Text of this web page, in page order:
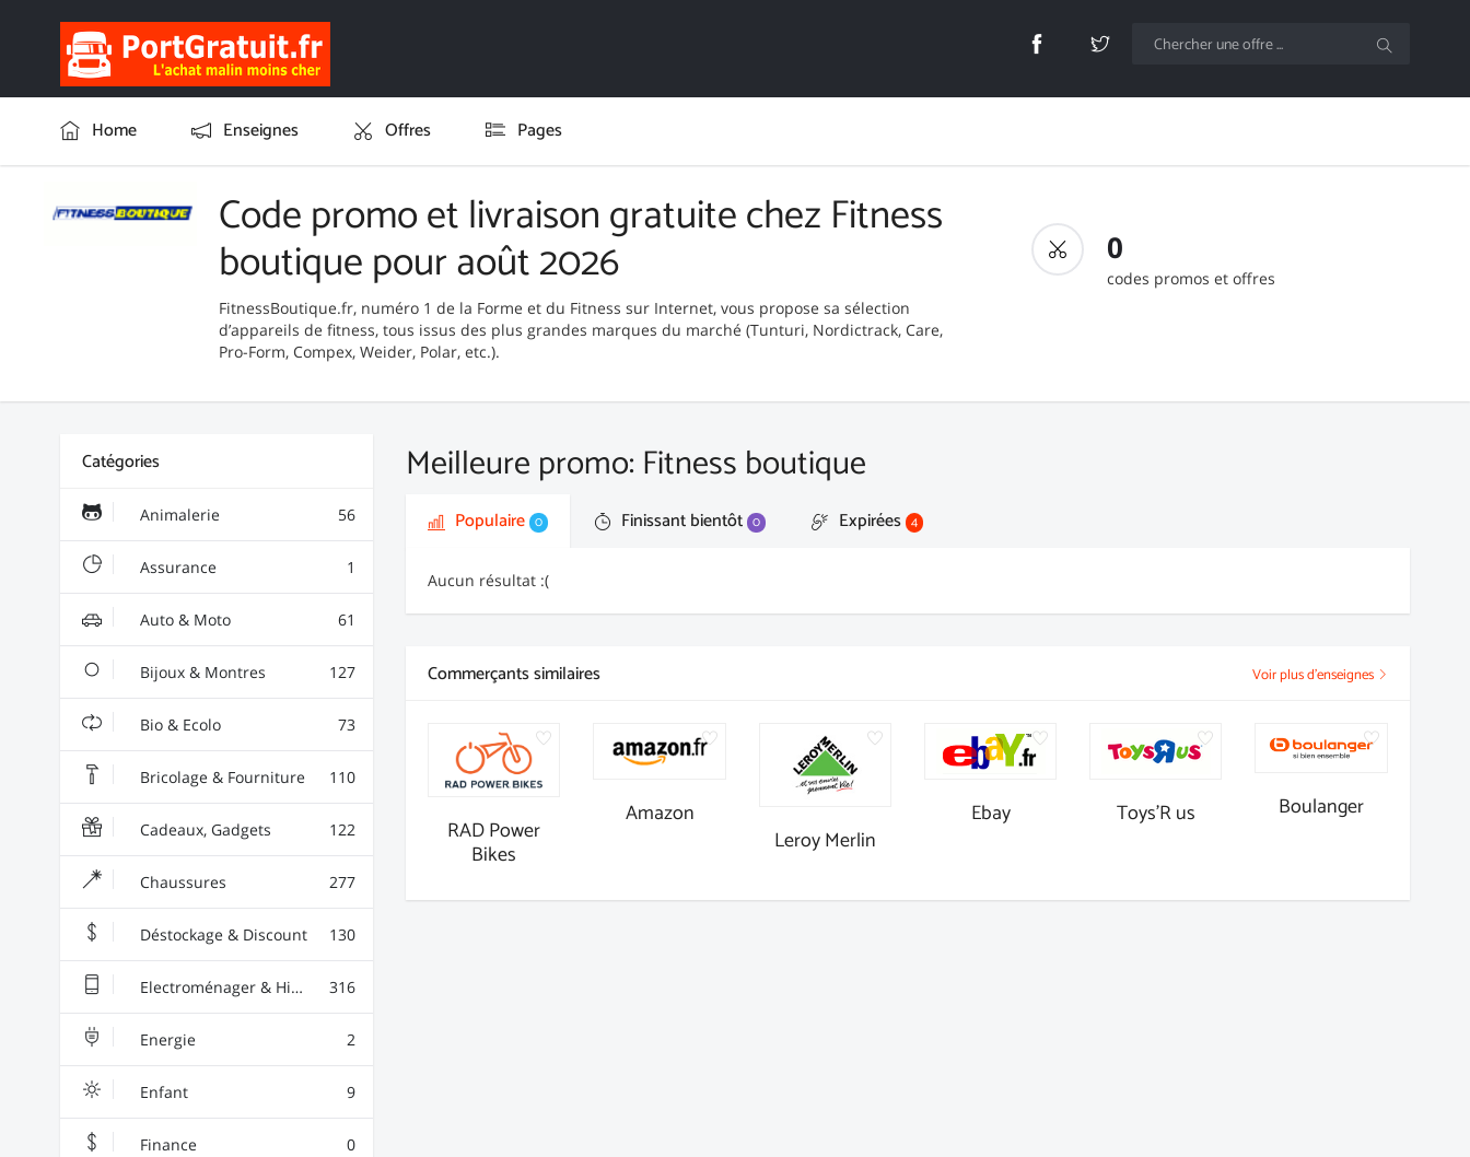
Home Enseignes Offres Pages
Code promo et livraison gratuite chez Fitness
boutique pour août 2026
FitnessBoutique.fr, numéro 1 de la Forme et du Fitness sur Internet, vous propose sa sélection
d’appareils de fitness, tous issus des plus grandes marques du marché (Tunturi, Nordictrack, Care,
Pro-Form, Compex, Weider, Polar, etc.).
0
codes promos et offres
Catégories
Animalerie 56
Assurance 1
Auto & Moto 61
Bijoux & Montres 127
Bio & Ecolo 73
Bricolage & Fourniture 110
Cadeaux, Gadgets 122
Chaussures 277
Déstockage & Discount 130
Electroménager & High-Tech 316
Energie 2
Enfant 9
Finance 0
Meilleure promo: Fitness boutique
Populaire 0 Finissant bientôt 0 Expirées 4
Aucun résultat :(
Commerçants similaires Voir plus d'enseignes
RAD Power
Bikes
Amazon
Leroy Merlin
Ebay Toys'R us Boulanger